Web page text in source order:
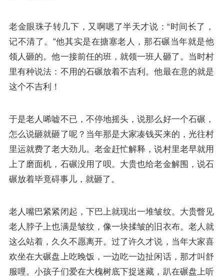
老金眼珠子转几下，又啊嗯了半天才说：“时间长了，
记不清了。”他其实是在搪塞老人，那石碾当年就是他
领人砸的。他一接前任的班，就领一班人砸了。当时村
里有种说法：不用的石碾放着不吉利。他最在意的就是
这个不吉利！
于是老人唏嘘不已，不停地摇头，说那么好一个石碾，
怎么说砸就砸了呢？当年那是大家凑钱买来的，光往村
里运就费了老大劲儿。老金赶忙解释，说村里老早就用
上了磨面机，石碾没用了呗。大贵也给老金解围，说石
碾放着毕竟碍事儿，就砸了。
老人嘴巴紧紧闭起，下巴上就现出一堆皱纹。大贵瞥见
老人脖子上也满是皱纹，像一块揉皱的旧衣布。老人就
这么站着，久久不愿离开。过了许久才说，当年大家喜
欢坐在大碾盘上吃晚饭，一边吃一边扯闲话，那才叫舒
服哩。小孩子们爱在大槐树底下捉迷藏，趴在碾盘上听